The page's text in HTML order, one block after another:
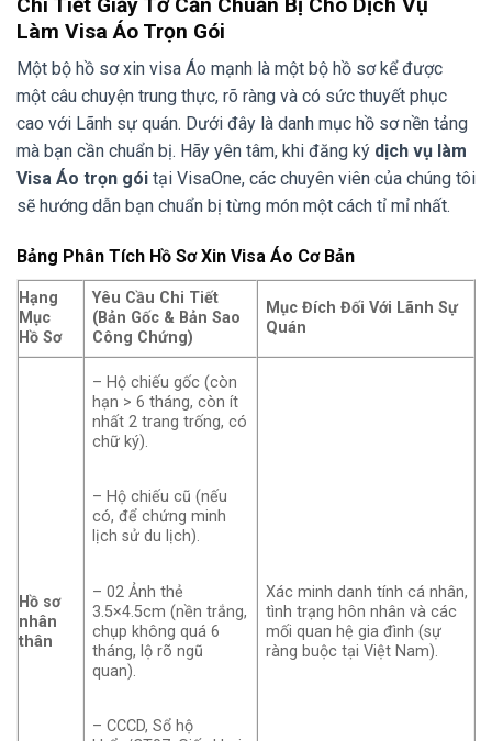
Làm Visa Áo Trọn Gói
Một bộ hồ sơ xin visa Áo mạnh là một bộ hồ sơ kể được
một câu chuyện trung thực, rõ ràng và có sức thuyết phục
cao với Lãnh sự quán. Dưới đây là danh mục hồ sơ nền tảng
mà bạn cần chuẩn bị. Hãy yên tâm, khi đăng ký dịch vụ làm
Visa Áo trọn gói tại VisaOne, các chuyên viên của chúng tôi
sẽ hướng dẫn bạn chuẩn bị từng món một cách tỉ mỉ nhất.
Bảng Phân Tích Hồ Sơ Xin Visa Áo Cơ Bản
Hạng
Mục
Hồ Sơ
Yêu Cầu Chi Tiết
(Bản Gốc & Bản Sao
Công Chứng)
Mục Đích Đối Với Lãnh Sự
Quán
Hồ sơ
nhân
thân
– Hộ chiếu gốc (còn
hạn > 6 tháng, còn ít
nhất 2 trang trống, có
chữ ký).
– Hộ chiếu cũ (nếu
có, để chứng minh
lịch sử du lịch).
– 02 Ảnh thẻ
3.5×4.5cm (nền trắng,
chụp không quá 6
tháng, lộ rõ ngũ
quan).
– CCCD, Sổ hộ
Xác minh danh tính cá nhân,
tình trạng hôn nhân và các
mối quan hệ gia đình (sự
ràng buộc tại Việt Nam).